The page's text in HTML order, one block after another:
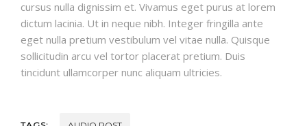
cursus nulla dignissim et. Vivamus eget purus at lorem
dictum lacinia. Ut in neque nibh. Integer fringilla ante
eget nulla pretium vestibulum vel vitae nulla. Quisque
sollicitudin arcu vel tortor placerat pretium. Duis
tincidunt ullamcorper nunc aliquam ultricies.